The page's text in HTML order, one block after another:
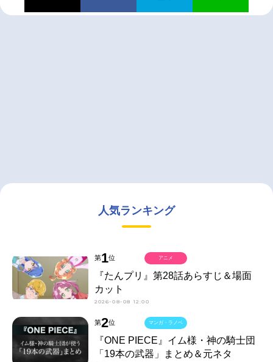
人気ランキング
第1位
『たんプリ』第28話あらすじ＆場面
カット
2026-08-08 12:00
アニメ
第2位
『ONE PIECE』イム様・神の騎士団
「19本の武器」まとめ＆元ネタ
マンガ・ラノベ